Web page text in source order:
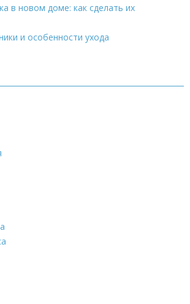
в новом доме: как сделать их
и особенности ухода